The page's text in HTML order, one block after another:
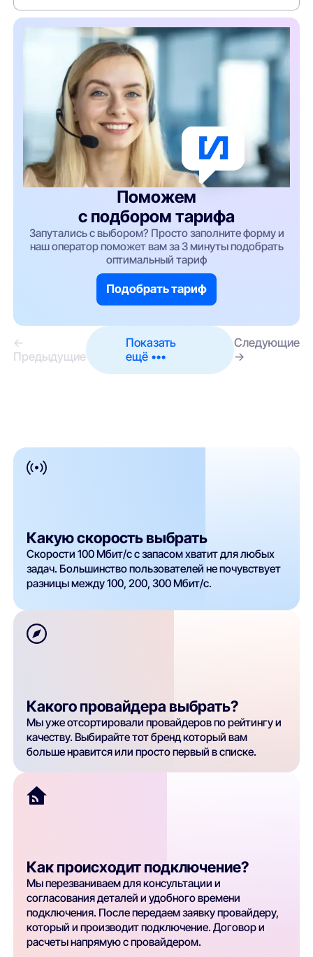
Поможем
с подбором тарифа
Запутались с выбором? Просто заполните форму и
наш оператор поможет вам за 3 минуты подобрать
оптимальный тариф
Подобрать тариф
←
Предыдущие
Показать
ещё •••
Следующие
→
Какую скорость выбрать
Скорости 100 Мбит/с с запасом хватит для любых
задач. Большинство пользователей не почувствует
разницы между 100, 200, 300 Мбит/с.
Какого провайдера выбрать?
Мы уже отсортировали провайдеров по рейтингу и
качеству. Выбирайте тот бренд который вам
больше нравится или просто первый в списке.
Как происходит подключение?
Мы перезваниваем для консультации и
согласования деталей и удобного времени
подключения. После передаем заявку провайдеру,
который и производит подключение. Договор и
расчеты напрямую с провайдером.